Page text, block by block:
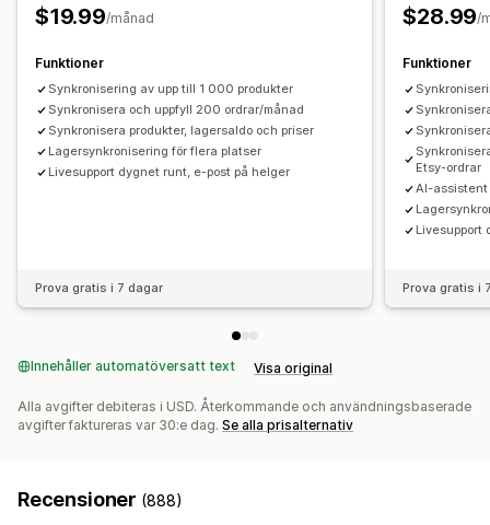
Anpassade regler
Automatiserade aviseringar
Anpassade meddelanden
Lageraviseringar
Dataimport och -export
Synkronisering i realtid
Detaljerade loggar
$19.99/månad
Funktioner
Synkronisering av upp till 1 000 produkter
Synkronisera och uppfyll 200 ordrar/månad
Synkronisera produkter, lagersaldo och priser
Lagersynkronisering för flera platser
Livesupport dygnet runt, e-post på helger
Prova gratis i 7 dagar
$28.99/
Funktioner
Etsy-ordrar
AI-
Livesupport
Prova gratis i
Innehåller automatöversatt text Visa original
Alla avgifter debiteras i USD. Återkommande och användningsbaserade
avgifter faktureras var 30:e dag. Se alla prisalternativ
Recensioner (888)